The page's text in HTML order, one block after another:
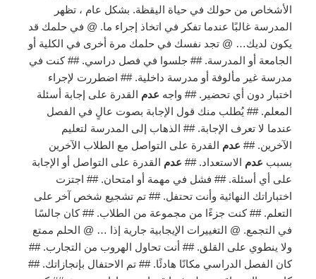
الأشخاص من حولك في حياة اليقظة. بشكل عام ، تظهر
المدرسة غالبًا عندما تفكر في اتخاذ إجراء ما. @ في حلمك قد
يكون لديك… @ تجد نفسك في حلمك مرة أخرى في الكلية أو
الجامعة أو المدرسة. ## جلسوا في فصل دراسي. ## كنت في
مدرسة غير مألوفة أو مدرسة داخلية. ## اضطررت لإجراء
اختبار دون أي تحضير. ## واجه عدم القدرة على إجابة أسئلة
المعلم. ## يُطلب منك قول الإجابة بصوت عالٍ في الفصل
عندما لا تعرف الإجابة. ## الذهاب إلى المدرسة لتعليم
الآخرين. ## عدم القدرة على التواصل مع الطلاب الآخرين
بسبب عدم الاستعداد. ## عدم القدرة على التواصل أو الإجابة
على أي أسئلة. ## فشل في مهمة أو امتحان. ## اجتزت
اختباراتك النهائية وأنت تحتفل. ## تم تشجيع شخص آخر على
التعلم. ## كنت جزءًا من مجموعة من الطلاب. ## كان جالسًا
في التجمع. @ التغييرات الإيجابية جارية إذا … @ الحلم ممتع
ولا ينطوي على القلق. ## أنت تحاول الهروب من التجارب. ##
كان الفصل الدراسي مكانًا هادئًا. ## تم الاحتفال بإنجازاتك. ##